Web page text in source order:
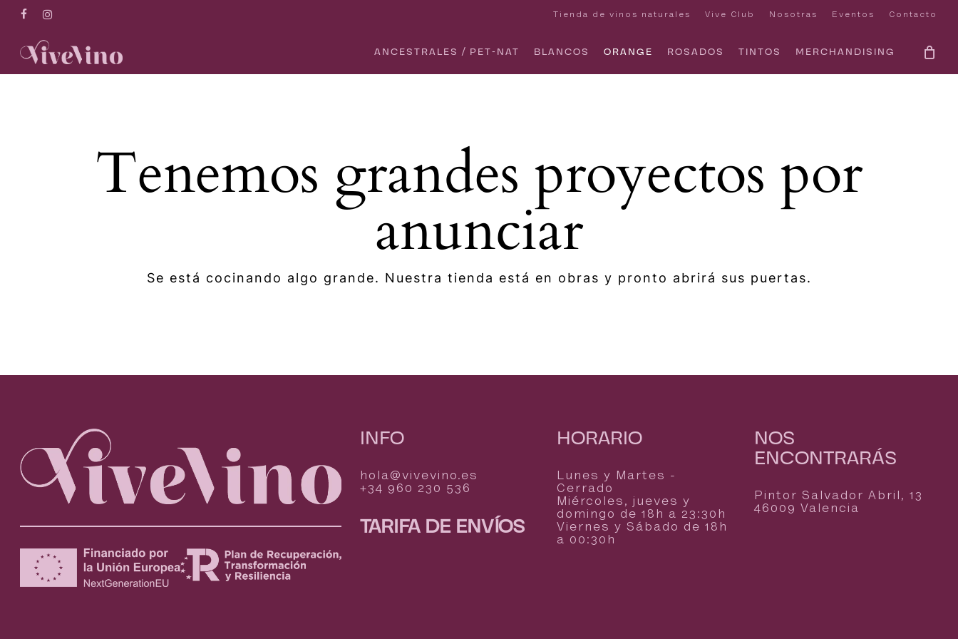
Skip
content
facebookinstagram Tienda de vinos naturales Vive Club Nosotras Eventos Contacto
ANCESTRALES / PET-NAT BLANCOS ORANGE ROSADOS TINTOS MERCHANDISING
Tenemos grandes proyectos por
anunciar
Se está cocinando algo grande. Nuestra tienda está en obras y pronto abrirá sus puertas.
INFO
hola@vivevino.es
+34 960 230 536
TARIFA DE ENVÍOS
HORARIO
Lunes y Martes -
Cerrado
Miércoles, jueves y
domingo de 18h a 23:30h
Viernes y Sábado de 18h
a 00:30h
NOS
ENCONTRARÁS
Pintor Salvador Abril, 13
46009 Valencia